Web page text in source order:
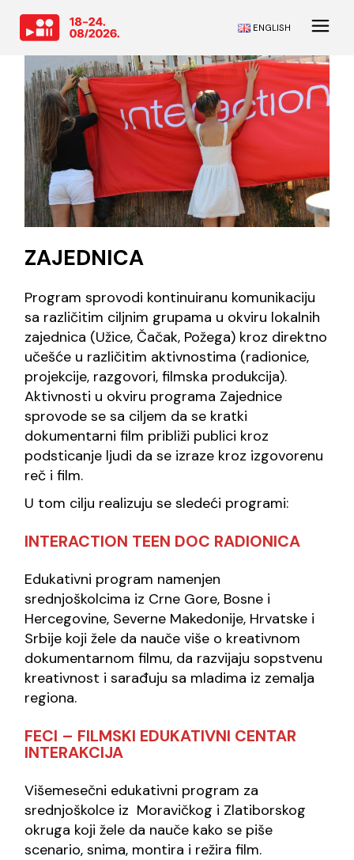
ENGLISH
ZAJEDNICA
Program sprovodi kontinuiranu komunikaciju
sa različitim ciljnim grupama u okviru lokalnih
zajednica (Užice, Čačak, Požega) kroz direktno
učešće u različitim aktivnostima (radionice,
projekcije, razgovori, filmska produkcija).
Aktivnosti u okviru programa Zajednice
sprovode se sa ciljem da se kratki
dokumentarni film približi publici kroz
podsticanje ljudi da se izraze kroz izgovorenu
reč i film.
U tom cilju realizuju se sledeći programi:
INTERACTION TEEN DOC RADIONICA
Edukativni program namenjen
srednjoškolcima iz Crne Gore, Bosne i
Hercegovine, Severne Makedonije, Hrvatske i
Srbije koji žele da nauče više o kreativnom
dokumentarnom filmu, da razvijaju sopstvenu
kreativnost i sarađuju sa mladima iz zemalja
regiona.
FECI – FILMSKI EDUKATIVNI CENTAR
INTERAKCIJA
Višemesečni edukativni program za
srednjoškolce iz Moravičkog i Zlatiborskog
okruga koji žele da nauče kako se piše
scenario, snima, montira i režira film.